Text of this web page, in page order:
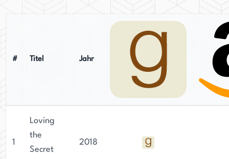
# Titel Jahr
1
Loving
the
Secret
2018